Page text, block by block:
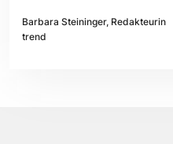
Barbara Steininger, Redakteurin
trend